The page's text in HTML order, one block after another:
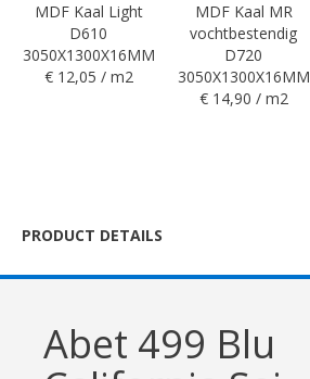
MDF Kaal Light
D610
3050X1300X16MM
€ 12,05 / m2
MDF Kaal MR
vochtbestendig
D720
3050X1300X16MM
€ 14,90 / m2
PRODUCT DETAILS
Abet 499 Blu